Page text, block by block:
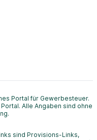
Portal für Gewerbesteuer.
Alle Angaben sind ohne
sind Provisions-Links,